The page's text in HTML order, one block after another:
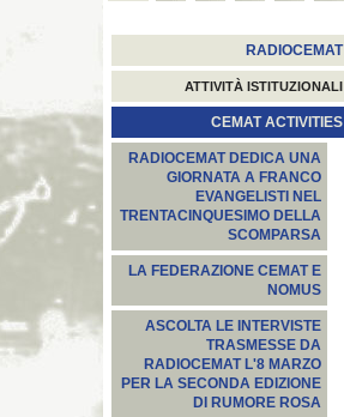
RADIOCEMAT
ATTIVITÀ ISTITUZIONALI
CEMAT ACTIVITIES
RADIOCEMAT DEDICA UNA
GIORNATA A FRANCO
EVANGELISTI NEL
TRENTACINQUESIMO DELLA
SCOMPARSA
LA FEDERAZIONE CEMAT E
NOMUS
ASCOLTA LE INTERVISTE
TRASMESSE DA
RADIOCEMAT L'8 MARZO
PER LA SECONDA EDIZIONE
DI RUMORE ROSA